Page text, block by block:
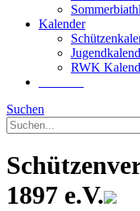
Kalender
RWK
Suchen
1897 e.V.